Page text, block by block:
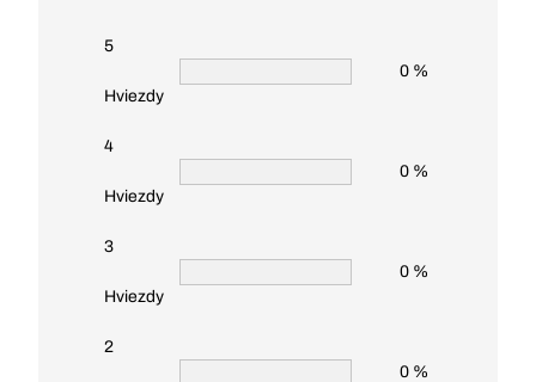
5
Hviezdy
0 %
4
Hviezdy
0 %
3
Hviezdy
0 %
2
0 %